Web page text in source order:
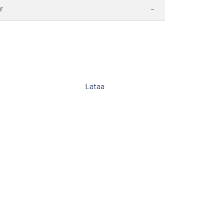
-
Lataa